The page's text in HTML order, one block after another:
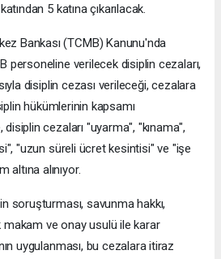
5 katına çıkarılacak.
Bankası (TCMB) Kanunu'nda
personeline verilecek disiplin cezaları,
disiplin cezası verileceği, cezalara
hükümlerinin kapsamı
cezaları "uyarma", "kınama",
"uzun süreli ücret kesintisi" ve "işe
alınıyor.
soruşturması, savunma hakkı,
makam ve onay usulü ile karar
uygulanması, bu cezalara itiraz